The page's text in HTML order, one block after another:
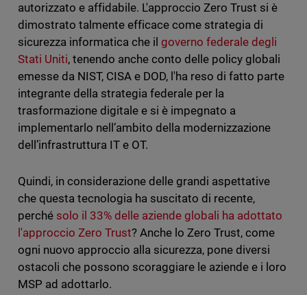
autorizzato e affidabile. L'approccio Zero Trust si è
dimostrato talmente efficace come strategia di
sicurezza informatica che il governo federale degli
Stati Uniti, tenendo anche conto delle policy globali
emesse da NIST, CISA e DOD, l'ha reso di fatto parte
integrante della strategia federale per la
trasformazione digitale e si è impegnato a
implementarlo nell’ambito della modernizzazione
dell’infrastruttura IT e OT.
Quindi, in considerazione delle grandi aspettative
che questa tecnologia ha suscitato di recente,
perché solo il 33% delle aziende globali ha adottato
l'approccio Zero Trust? Anche lo Zero Trust, come
ogni nuovo approccio alla sicurezza, pone diversi
ostacoli che possono scoraggiare le aziende e i loro
MSP ad adottarlo.